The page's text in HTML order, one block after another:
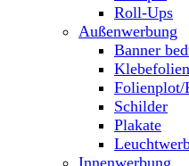
Roll-Ups
Außenwerbung
Banner
Folienplot/
Schilder
Plakate
Innenwerbung